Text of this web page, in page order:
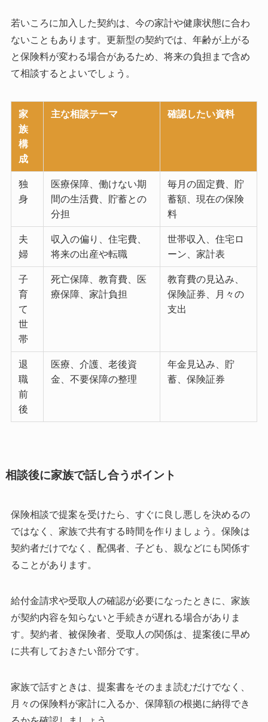
若いころに加入した契約は、今の家計や健康状態に合わ
ないこともあります。更新型の契約では、年齢が上がる
と保険料が変わる場合があるため、将来の負担まで含め
て相談するとよいでしょう。
家
族
構
成
主な相談テーマ 確認したい資料
独
身
医療保障、働けない期
間の生活費、貯蓄との
分担
毎月の固定費、貯
蓄額、現在の保険
料
夫
婦
収入の偏り、住宅費、
将来の出産や転職
世帯収入、住宅ロ
ーン、家計表
子
育
て
世
帯
死亡保障、教育費、医
療保障、家計負担
教育費の見込み、
保険証券、月々の
支出
退
職
前
後
医療、介護、老後資
金、不要保障の整理
年金見込み、貯
蓄、保険証券
相談後に家族で話し合うポイント
保険相談で提案を受けたら、すぐに良し悪しを決めるの
ではなく、家族で共有する時間を作りましょう。保険は
契約者だけでなく、配偶者、子ども、親などにも関係す
ることがあります。
給付金請求や受取人の確認が必要になったときに、家族
が契約内容を知らないと手続きが遅れる場合がありま
す。契約者、被保険者、受取人の関係は、提案後に早め
に共有しておきたい部分です。
家族で話すときは、提案書をそのまま読むだけでなく、
月々の保険料が家計に入るか、保障額の根拠に納得でき